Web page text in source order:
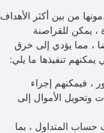
من بين أكثر الأهداف
، يمكن للقراصنة
، مما يؤدي إلى خرق
يمكنهم تنفيذها ما يلي:
، فيمكنهم إجراء
وتحويل الأموال إلى
المتداول ، بما